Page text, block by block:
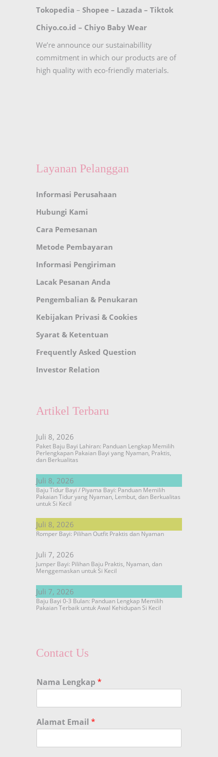
Tokopedia – Shopee – Lazada – Tiktok
Chiyo.co.id – Chiyo Baby Wear
We’re announce our sustainabillity
commitment in which our products are of
high quality with eco-friendly materials.
Layanan Pelanggan
Informasi Perusahaan
Hubungi Kami
Cara Pemesanan
Metode Pembayaran
Informasi Pengiriman
Lacak Pesanan Anda
Pengembalian & Penukaran
Kebijakan Privasi & Cookies
Syarat & Ketentuan
Frequently Asked Question
Investor Relation
Artikel Terbaru
Juli 8, 2026
Paket Baju Bayi Lahiran: Panduan Lengkap Memilih
Perlengkapan Pakaian Bayi yang Nyaman, Praktis,
dan Berkualitas
Juli 8, 2026
Baju Tidur Bayi / Piyama Bayi: Panduan Memilih
Pakaian Tidur yang Nyaman, Lembut, dan Berkualitas
untuk Si Kecil
Juli 8, 2026
Romper Bayi: Pilihan Outfit Praktis dan Nyaman
Juli 7, 2026
Jumper Bayi: Pilihan Baju Praktis, Nyaman, dan
Menggemaskan untuk Si Kecil
Juli 7, 2026
Baju Bayi 0-3 Bulan: Panduan Lengkap Memilih
Pakaian Terbaik untuk Awal Kehidupan Si Kecil
Contact Us
Nama Lengkap*
Alamat Email *